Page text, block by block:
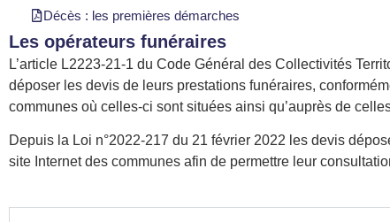
Décès : les premières démarches
Les opérateurs funéraires
L’article L2223-21-1 du Code Général des Collectivités
déposer les devis de leurs prestations funéraires,
communes où celles-ci sont situées ainsi qu’auprès de
Depuis la Loi n°2022-217 du 21 février 2022 les devis
site Internet des communes afin de permettre leur